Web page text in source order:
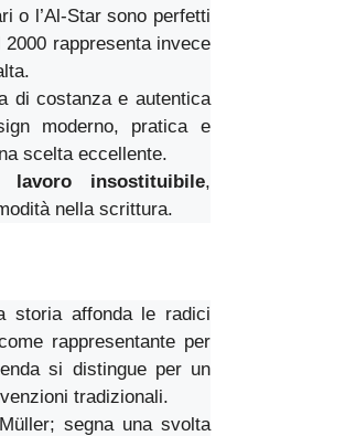
o l’Al-Star sono perfetti
2000 rappresenta invece
di costanza e autentica
moderno, pratica e
scelta eccellente.
insostituibile,
nella scrittura.
storia affonda le radici
rappresentante per
si distingue per un
tradizionali.
segna una svolta